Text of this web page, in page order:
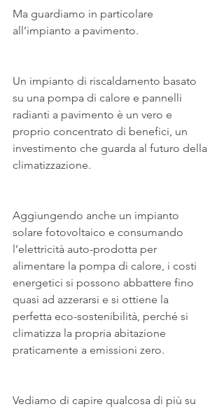
Ma guardiamo in particolare
all’impianto a pavimento.
Un impianto di riscaldamento basato
su una pompa di calore e pannelli
radianti a pavimento è un vero e
proprio concentrato di benefici, un
investimento che guarda al futuro della
climatizzazione.
Aggiungendo anche un impianto
solare fotovoltaico e consumando
l’elettricità auto-prodotta per
alimentare la pompa di calore, i costi
energetici si possono abbattere fino
quasi ad azzerarsi e si ottiene la
perfetta eco-sostenibilità, perché si
climatizza la propria abitazione
praticamente a emissioni zero.
Vediamo di capire qualcosa di più su